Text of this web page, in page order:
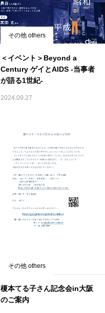
その他 others
＜イベント＞Beyond a
Century ゲイとAIDS -当事者
が語る1世紀-
2024.09.27
その他 others
榎本てる子さん記念会in大阪
のご案内